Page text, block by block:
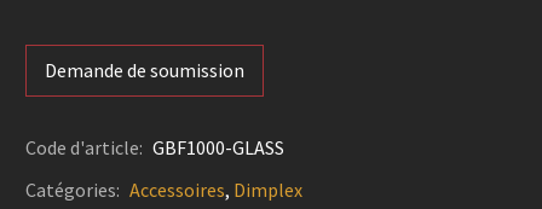
Demande de soumission
Code d'article: GBF1000-GLASS
Catégories: Accessoires, Dimplex